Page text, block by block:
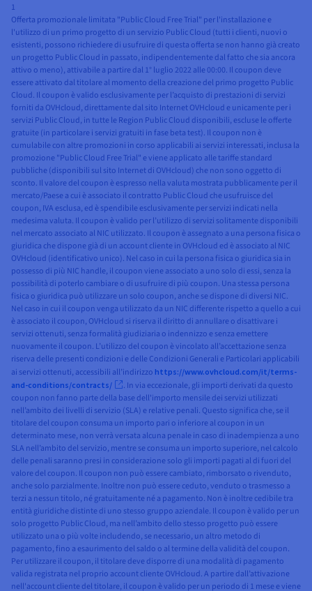
1
Offerta promozionale limitata "Public Cloud Free Trial" per l'installazione e
l'utilizzo di un primo progetto di un servizio Public Cloud (tutti i clienti, nuovi o
esistenti, possono richiedere di usufruire di questa offerta se non hanno già creato
un progetto Public Cloud in passato, indipendentemente dal fatto che sia ancora
attivo o meno), attivabile a partire dal 1° luglio 2022 alle 00:00. Il coupon deve
essere attivato dal titolare al momento della creazione del primo progetto Public
Cloud. Il coupon è valido esclusivamente per l’acquisto di prestazioni di servizi
forniti da OVHcloud, direttamente dal sito Internet OVHcloud e unicamente per i
servizi Public Cloud, in tutte le Region Public Cloud disponibili, escluse le offerte
gratuite (in particolare i servizi gratuiti in fase beta test). Il coupon non è
cumulabile con altre promozioni in corso applicabili ai servizi interessati, inclusa la
promozione "Public Cloud Free Trial" e viene applicato alle tariffe standard
pubbliche (disponibili sul sito Internet di OVHcloud) che non sono oggetto di
sconto. Il valore del coupon è espresso nella valuta mostrata pubblicamente per il
mercato/Paese a cui è associato il contratto Public Cloud che usufruisce del
coupon, IVA esclusa, ed è spendibile esclusivamente per servizi indicati nella
medesima valuta. Il coupon è valido per l’utilizzo di servizi solitamente disponibili
nel mercato associato al NIC utilizzato. Il coupon è assegnato a una persona fisica o
giuridica che dispone già di un account cliente in OVHcloud ed è associato al NIC
OVHcloud (identificativo unico). Nel caso in cui la persona fisica o giuridica sia in
possesso di più NIC handle, il coupon viene associato a uno solo di essi, senza la
possibilità di poterlo cambiare o di usufruire di più coupon. Una stessa persona
fisica o giuridica può utilizzare un solo coupon, anche se dispone di diversi NIC.
Nel caso in cui il coupon venga utilizzato da un NIC differente rispetto a quello a cui
è associato il coupon, OVHcloud si riserva il diritto di annullare o disattivare i
servizi ottenuti, senza formalità giudiziaria o indennizzo e senza emettere
nuovamente il coupon. L’utilizzo del coupon è vincolato all’accettazione senza
riserva delle presenti condizioni e delle Condizioni Generali e Particolari applicabili
ai servizi ottenuti, accessibili all’indirizzo https://www.ovhcloud.com/it/terms-
and-conditions/contracts/
. In via eccezionale, gli importi derivati da questo
coupon non fanno parte della base dell'importo mensile dei servizi utilizzati
nell’ambito dei livelli di servizio (SLA) e relative penali. Questo significa che, se il
titolare del coupon consuma un importo pari o inferiore al coupon in un
determinato mese, non verrà versata alcuna penale in caso di inadempienza a uno
SLA nell’ambito del servizio, mentre se consuma un importo superiore, nel calcolo
delle penali saranno presi in considerazione solo gli importi pagati al di fuori del
valore del coupon. Il coupon non può essere cambiato, rimborsato o rivenduto,
anche solo parzialmente. Inoltre non può essere ceduto, venduto o trasmesso a
terzi a nessun titolo, né gratuitamente né a pagamento. Non è inoltre cedibile tra
entità giuridiche distinte di uno stesso gruppo aziendale. Il coupon è valido per un
solo progetto Public Cloud, ma nell’ambito dello stesso progetto può essere
utilizzato una o più volte includendo, se necessario, un altro metodo di
pagamento, fino a esaurimento del saldo o al termine della validità del coupon.
Per utilizzare il coupon, il titolare deve disporre di una modalità di pagamento
valida registrata nel proprio account cliente OVHcloud. A partire dall’attivazione
nell'account cliente del titolare, il coupon è valido per un periodo di 1 mese e viene